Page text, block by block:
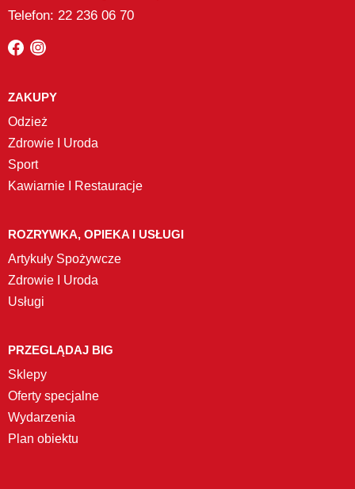
Telefon: 22 236 06 70
ZAKUPY
Odzież
Zdrowie I Uroda
Sport
Kawiarnie I Restauracje
ROZRYWKA, OPIEKA I USŁUGI
Artykuły Spożywcze
Zdrowie I Uroda
Usługi
PRZEGLĄDAJ BIG
Sklepy
Oferty specjalne
Wydarzenia
Plan obiektu